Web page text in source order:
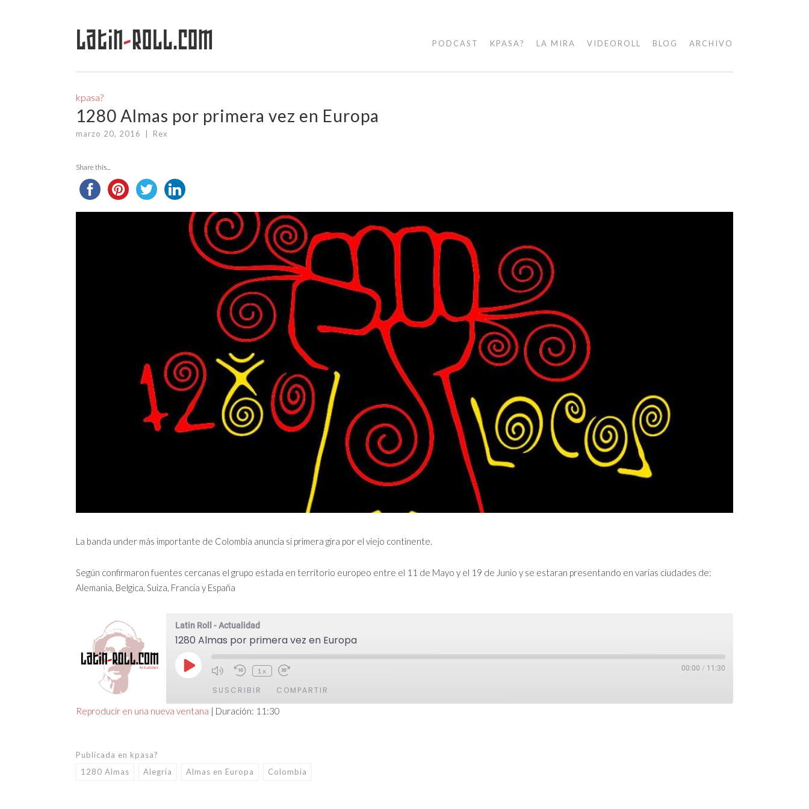
Saltar
Latin-Roll.com PODCAST KPASA? LA MIRA VIDEOROLL BLOG ARCHIVO
kpasa?
1280 Almas por primera vez en Europa
marzo 20, 2016 Rex
Share this...
La banda under más importante de Colombia anuncia si primera gira por el viejo continente.
Según confirmaron fuentes cercanas el grupo estada en territorio europeo entre el 11 de Mayo y el 19 de Junio y se estaran presentando en varias ciudades de:
Alemania, Belgica, Suiza, Francia y España
Latin Roll - Actualidad
1280 Almas por primera vez en Europa
Reproducir
episodio
1x 00:00 / 11:30
SUSCRIBIR COMPARTIR
ENLACE
INCRUSTAR
Reproducir en una nueva ventana | Duración: 11:30
Publicada en kpasa?
1280 Almas
Alegria Almas en Europa Colombia